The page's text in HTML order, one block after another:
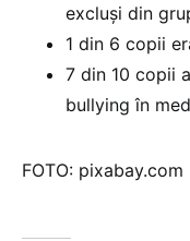
excluși din
1 din 6 copii
7 din 10 copii
bullying în
FOTO: pixabay.com